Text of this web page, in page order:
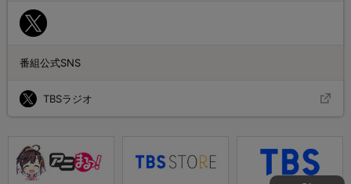
番組公式SNS
TBSラジオ